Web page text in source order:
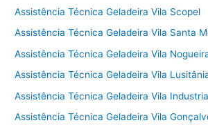
Assistência Técnica Geladeira Vila Scopel
Assistência Técnica Geladeira Vila Santa
Assistência Técnica Geladeira Vila
Assistência Técnica Geladeira Vila
Assistência Técnica Geladeira Vila
Assistência Técnica Geladeira Vila